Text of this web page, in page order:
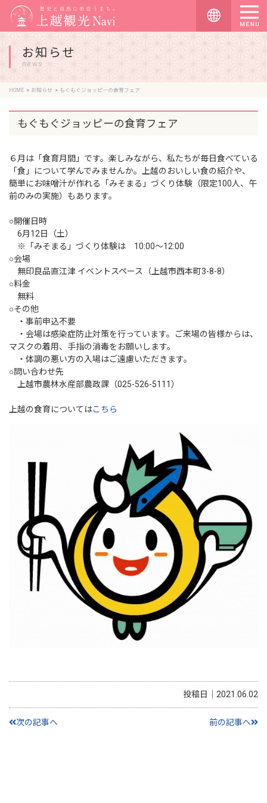
お知らせ
news
HOME お知らせ もぐもぐジョッピーの食育フェア
もぐもぐジョッピーの食育フェア
６月は「食育月間」です。楽しみながら、私たちが毎日食べている
「食」について学んでみませんか。上越のおいしい食の紹介や、
簡単にお味噌汁が作れる「みそまる」づくり体験（限定100人、午
前のみの実施）もあります。
○開催日時
6月12日（土）
※「みそまる」づくり体験は 10:00〜12:00
○会場
無印良品直江津 イベントスペース（上越市西本町3-8-8）
○料金
無料
○その他
・事前申込不要
・会場は感染症防止対策を行っています。ご来場の皆様からは、
マスクの着用、手指の消毒をお願いします。
・体調の悪い方の入場はご遠慮いただきます。
○問い合わせ先
上越市農林水産部農政課（025-526-5111）
上越の食育についてはこちら
投稿日｜2021.06.02
次の記事へ 前の記事へ